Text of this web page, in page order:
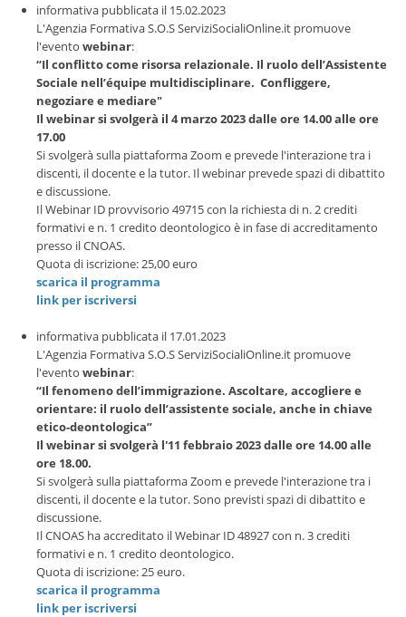
informativa pubblicata il 15.02.2023
L'Agenzia Formativa S.O.S ServiziSocialiOnline.it promuove
l'evento webinar:
“Il conflitto come risorsa relazionale. Il ruolo dell’Assistente
Sociale nell’équipe multidisciplinare. Confliggere,
negoziare e mediare"
Il webinar si svolgerà il 4 marzo 2023 dalle ore 14.00 alle ore
17.00
Si svolgerà sulla piattaforma Zoom e prevede l'interazione tra i
discenti, il docente e la tutor. Il webinar prevede spazi di dibattito
e discussione.
Il Webinar ID provvisorio 49715 con la richiesta di n. 2 crediti
formativi e n. 1 credito deontologico è in fase di accreditamento
presso il CNOAS.
Quota di iscrizione: 25,00 euro
scarica il programma
link per iscriversi
informativa pubblicata il 17.01.2023
L'Agenzia Formativa S.O.S ServiziSocialiOnline.it promuove
l'evento webinar:
“Il fenomeno dell’immigrazione. Ascoltare, accogliere e
orientare: il ruolo dell’assistente sociale, anche in chiave
etico-deontologica”
Il webinar si svolgerà l'11 febbraio 2023 dalle ore 14.00 alle
ore 18.00.
Si svolgerà sulla piattaforma Zoom e prevede l'interazione tra i
discenti, il docente e la tutor. Sono previsti spazi di dibattito e
discussione.
Il CNOAS ha accreditato il Webinar ID 48927 con n. 3 crediti
formativi e n. 1 credito deontologico.
Quota di iscrizione: 25 euro.
scarica il programma
link per iscriversi